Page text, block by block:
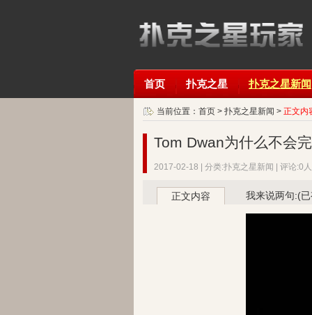
首页 扑克之星 扑克之星新闻
当前位置： 首页 > 扑克之星新闻 > 正文内
Tom Dwan为什么不会
2017-02-18 | 分类:扑克之星新闻 | 评论:0
正文内容 我来说两句:(